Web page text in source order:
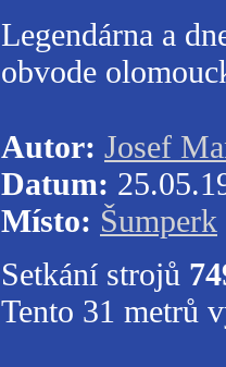
Legendárna a
obvode
Autor: Josef
Datum:
Místo: Šumperk
Setkání strojů
Tento 31 metrů